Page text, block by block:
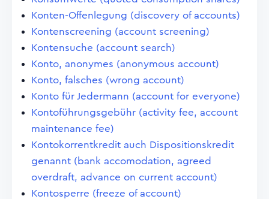
Konten-Offenlegung (discovery of accounts)
Kontenscreening (account screening)
Kontensuche (account search)
Konto, anonymes (anonymous account)
Konto, falsches (wrong account)
Konto für Jedermann (account for everyone)
Kontoführungsgebühr (activity fee, account
maintenance fee)
Kontokorrentkredit auch Dispositionskredit
genannt (bank accomodation, agreed
overdraft, advance on current account)
Kontosperre (freeze of account)